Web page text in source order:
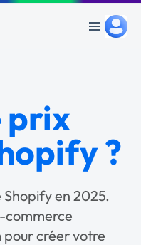
prix
?
en 2025.
commerce
créer votre